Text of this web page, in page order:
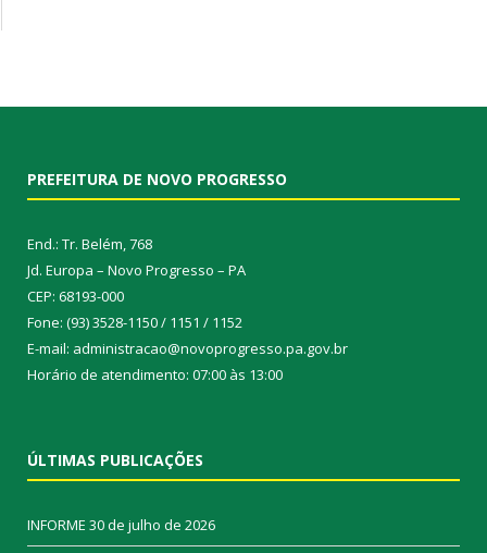
PREFEITURA DE NOVO PROGRESSO
End.: Tr. Belém, 768
Jd. Europa – Novo Progresso – PA
CEP: 68193-000
Fone: (93) 3528-1150 / 1151 / 1152
E-mail: administracao@novoprogresso.pa.gov.br
Horário de atendimento: 07:00 às 13:00
ÚLTIMAS PUBLICAÇÕES
INFORME 30 de julho de 2026